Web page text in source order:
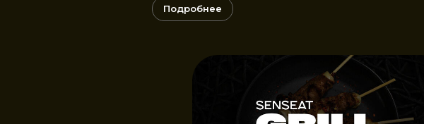
Подробнее